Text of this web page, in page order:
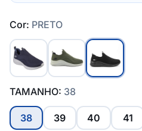
Cor: PRETO
TAMANHO: 38
38 39 40 41